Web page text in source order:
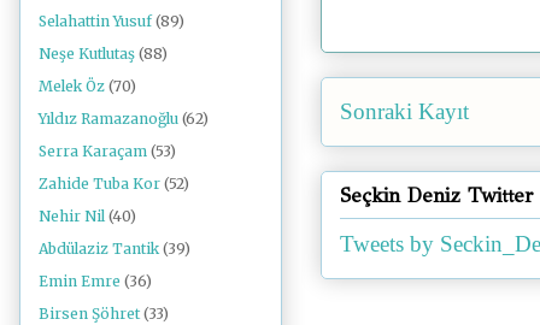
Sonraki Kayıt
Seçkin Deniz Twitter
Tweets by
Selahattin Yusuf (89)
Neşe Kutlutaş (88)
Melek Öz (70)
Yıldız Ramazanoğlu (62)
Serra Karaçam (53)
Zahide Tuba Kor (52)
Nehir Nil (40)
Abdülaziz Tantik (39)
Emin Emre (36)
Birsen Şöhret (33)